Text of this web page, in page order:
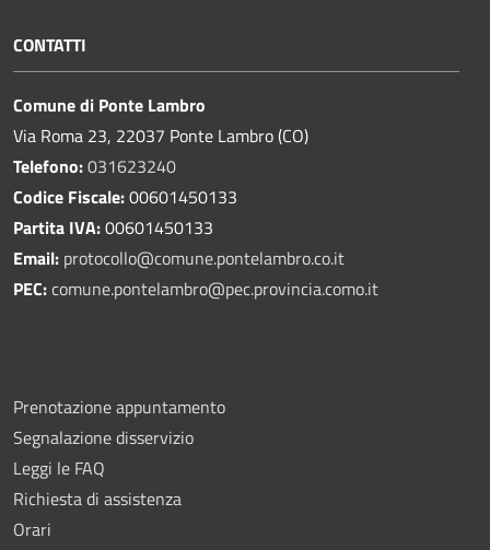
CONTATTI
Comune di Ponte Lambro
Via Roma 23, 22037 Ponte Lambro (CO)
Telefono:031623240
Codice Fiscale:00601450133
Partita IVA:00601450133
Email: protocollo@comune.pontelambro.co.it
PEC:comune.pontelambro@pec.provincia.como.it
Prenotazione appuntamento
Segnalazione disservizio
Leggi le FAQ
Richiesta di assistenza
Orari